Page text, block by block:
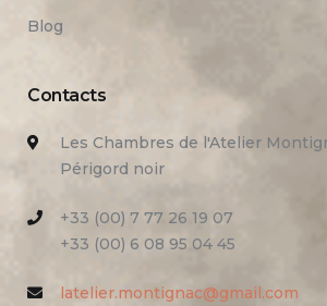
Blog
Contacts
Les Chambres de l'Atelier
Périgord noir
+33 (00) 7 77 26 19 07
+33 (00) 6 08 95 04 45
latelier.montignac@gmail.com